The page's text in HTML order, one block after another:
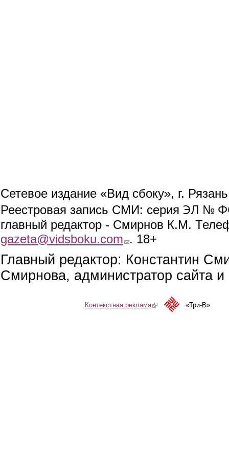
Сетевое издание «Вид сбоку», г.
Реестровая запись СМИ: серия ЭЛ №
главный редактор - Смирнов К.М.
gazeta@vidsboku.com (link sends e-mail)
. 18+
Главный редактор: Константин
Смирнова, администратор сайта
Контекстная реклама(link is external)«Три-В»